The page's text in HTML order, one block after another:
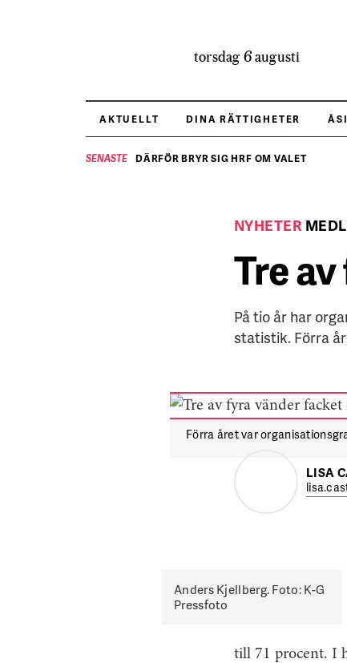
torsdag 6 augusti
AKTUELLT DINA RÄTTIGHETER
SENASTE DÄRFÖR BRYR SIG HRF OM VALET
NYHETER
Tre
På tio år har
statistik. Förra
Förra året var
LISA
Anders Kjellberg. Foto: K-G
Pressfoto
till 71 procent. I